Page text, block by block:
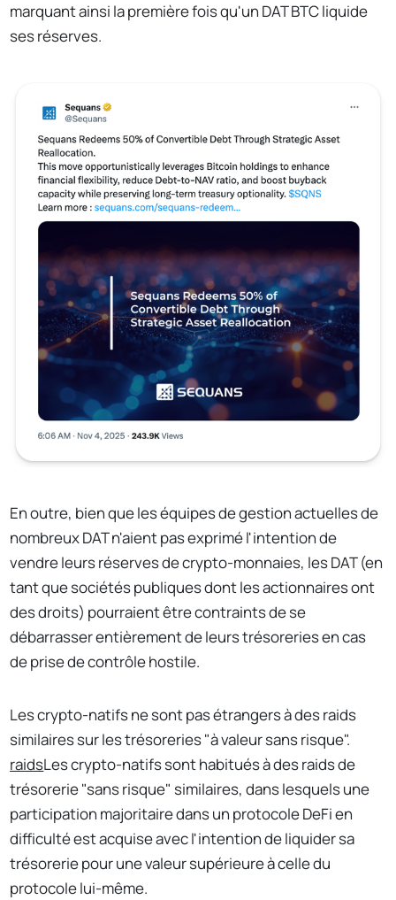
marquant ainsi la première fois qu'un DAT BTC liquide
ses réserves.
En outre, bien que les équipes de gestion actuelles de
nombreux DAT n'aient pas exprimé l'intention de
vendre leurs réserves de crypto-monnaies, les DAT (en
tant que sociétés publiques dont les actionnaires ont
des droits) pourraient être contraints de se
débarrasser entièrement de leurs trésoreries en cas
de prise de contrôle hostile.
Les crypto-natifs ne sont pas étrangers à des raids
similaires sur les trésoreries "à valeur sans risque".
raidsLes crypto-natifs sont habitués à des raids de
trésorerie "sans risque" similaires, dans lesquels une
participation majoritaire dans un protocole DeFi en
difficulté est acquise avec l'intention de liquider sa
trésorerie pour une valeur supérieure à celle du
protocole lui-même.